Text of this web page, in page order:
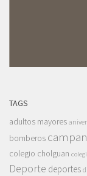
TAGS
adultos mayores
bomberos
colegio cholguan
Deporte deportes